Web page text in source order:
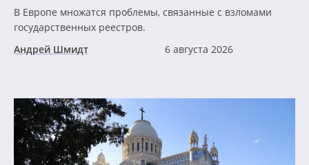
В Европе множатся проблемы, связанные с взломами
государственных реестров.
Андрей Шмидт
6 августа 2026